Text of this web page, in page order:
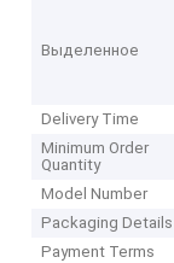
Выделенное
Delivery Time
Minimum Order
Quantity
Model Number
Packaging Details
Payment Terms